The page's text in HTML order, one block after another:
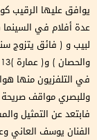
يوافق عليها الرقيب
في التلفزيون منها
وللبصري مواقف صريحة
فابتعد عن التمثيل